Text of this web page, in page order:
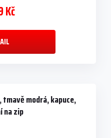
Kč
modrá, kapuce,
na zip